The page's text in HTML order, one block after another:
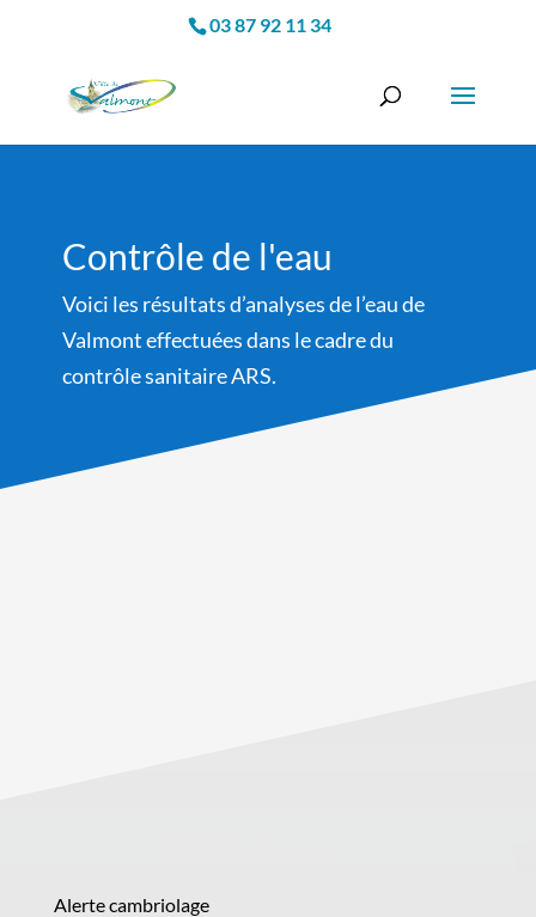
03 87 92 11 34
Contrôle de l'eau
Voici les résultats d’analyses de l’eau de
Valmont effectuées dans le cadre du
contrôle sanitaire ARS.
Alerte cambriolage